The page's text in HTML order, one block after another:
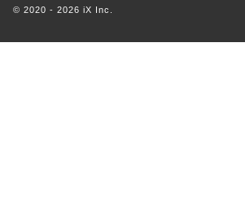
© 2020 - 2026 iX Inc.